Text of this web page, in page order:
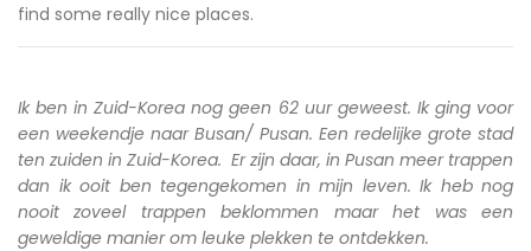
find some really nice places.
Ik ben in Zuid-Korea nog geen 62 uur geweest. Ik ging voor
een weekendje naar Busan/ Pusan. Een redelijke grote stad
ten zuiden in Zuid-Korea. Er zijn daar, in Pusan meer trappen
dan ik ooit ben tegengekomen in mijn leven. Ik heb nog
nooit zoveel trappen beklommen maar het was een
geweldige manier om leuke plekken te ontdekken.